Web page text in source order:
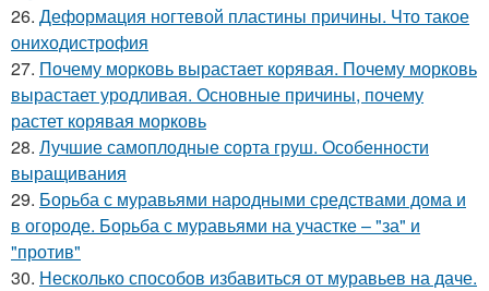
26. Деформация ногтевой пластины причины. Что такое
ониходистрофия
27. Почему морковь вырастает корявая. Почему морковь
вырастает уродливая. Основные причины, почему
растет корявая морковь
28. Лучшие самоплодные сорта груш. Особенности
выращивания
29. Борьба с муравьями народными средствами дома и
в огороде. Борьба с муравьями на участке – "за" и
"против"
30. Несколько способов избавиться от муравьев на даче.